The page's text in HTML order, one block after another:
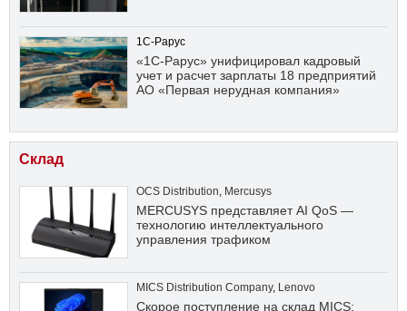
1С-Рарус
«1С-Рарус» унифицировал кадровый
учет и расчет зарплаты 18 предприятий
АО «Первая нерудная компания»
Склад
OCS Distribution Mercusys
MERCUSYS представляет AI QoS —
технологию интеллектуального
управления трафиком
MICS Distribution Company, Lenovo
Скорое поступление на склад MICS: